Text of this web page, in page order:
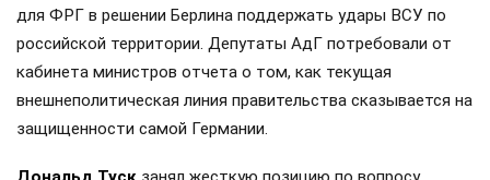
фронтом, чтобы убедить Мерца уйти добровольно,
прикрываясь интересами страны.
Фридрих Мерц стремительно теряет авторитет в ХДС, и в
партии уже ищут ему замену. Немецкие аналитики
отметили, что на недавнем собрании депутаты открыто